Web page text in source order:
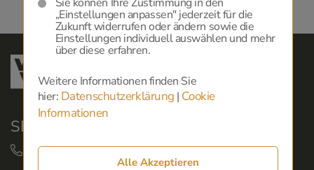
SERVICEHOTLINE:
+43 50 350 360
„Einstellungen anpassen" jederzeit für die
Zukunft widerrufen oder ändern sowie die
Einstellungen individuell auswählen und mehr
über diese erfahren.
Weitere Informationen finden Sie
hier: Datenschutzerklärung | Cookie
Informationen
Alle Akzeptieren